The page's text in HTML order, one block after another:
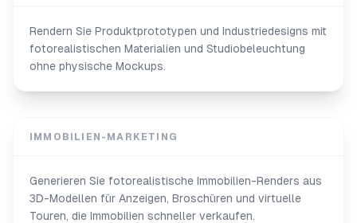
Rendern Sie Produktprototypen und Industriedesigns mit
fotorealistischen Materialien und Studiobeleuchtung
ohne physische Mockups.
IMMOBILIEN-MARKETING
Generieren Sie fotorealistische Immobilien-Renders aus
3D-Modellen für Anzeigen, Broschüren und virtuelle
Touren, die Immobilien schneller verkaufen.